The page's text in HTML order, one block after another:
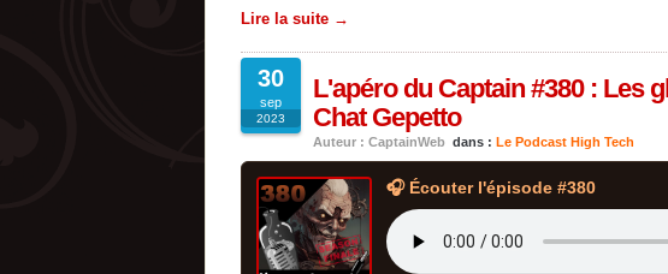
Lire la suite →
30
sep
2023
L'apéro du Captain #380 : Les
Chat Gepetto
Auteur : CaptainWeb dans : Le Podcast High Tech
🎧 Écouter l'épisode #380